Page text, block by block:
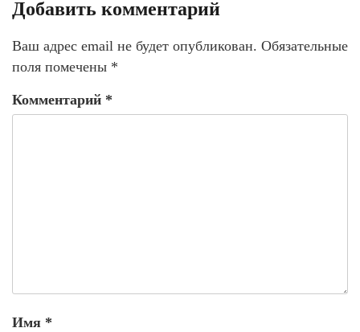
Добавить комментарий
Ваш адрес email не будет опубликован. Обязательные
поля помечены *
Комментарий *
Имя *